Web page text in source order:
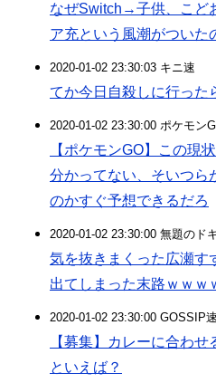
なぜSwitch→子供、こど
ア充という風潮がついた
2020-01-02 23:30:03 キニ速
てか今日自殺しに行った
2020-01-02 23:30:00 ポケモン
【ポケモンGO】この現
分かってない、そいつら
のかすぐ予想できるだろ
2020-01-02 23:30:00 無題のド
気を抜きまくった広瀬す
出てしまった末路ｗｗｗ
2020-01-02 23:30:00 GOSSIP
【募集】カレーに合わ
といえば？